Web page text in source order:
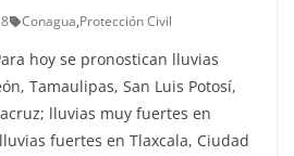
Conagua,Protección Civil
hoy se pronostican lluvias
Tamaulipas, San Luis Potosí,
lluvias muy fuertes en
fuertes en Tlaxcala, Ciudad